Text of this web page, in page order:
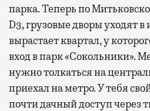
парка. Теперь по
D3, грузовые дворы уходят в
вырастает квартал, у
вход в парк «Сокольники».
нужно толкаться на
приехал на метро. У тебя
почти дачный доступ через